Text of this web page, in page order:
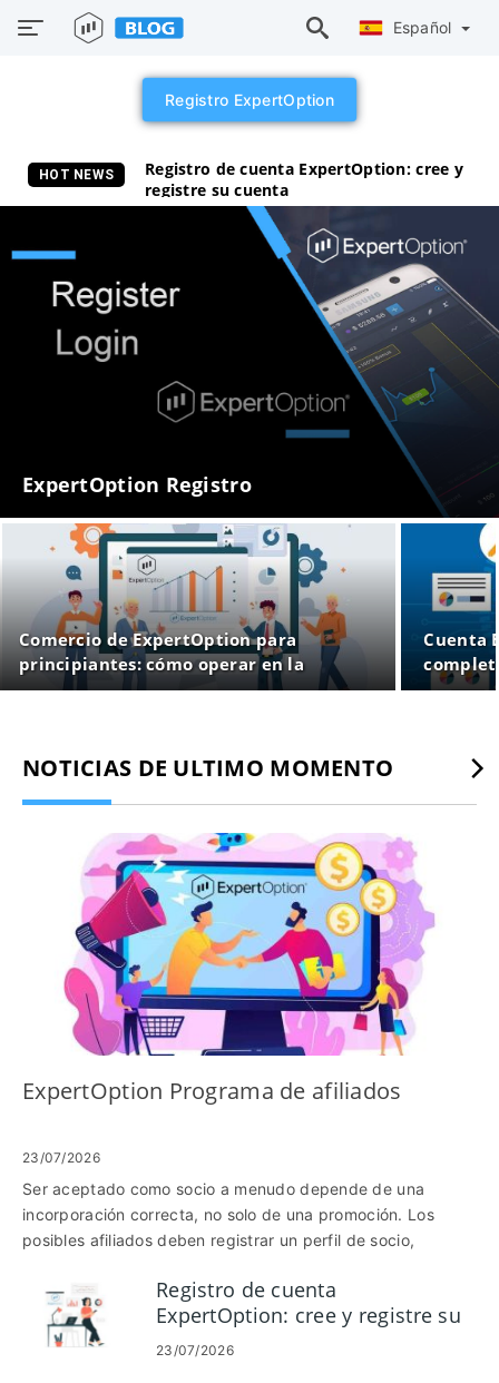
Español
Registro ExpertOption
HOT NEWS
Registro de cuenta ExpertOption: cree y
registre su cuenta
ExpertOption Registro
Comercio de ExpertOption para
principiantes: cómo operar en la
plataforma
Cuenta
NOTICIAS DE ULTIMO MOMENTO
ExpertOption Programa de afiliados
23/07/2026
Ser aceptado como socio a menudo depende de una
incorporación correcta, no solo de una promoción. Los
posibles afiliados deben registrar un perfil de socio,
confiable para que los clics y las conversiones se atribuyan
correctamente. Pasar por alto los documentos de
verificación, utilizar canales publicitarios restringidos o no
Registro de cuenta
ExpertOption: cree y registre su
cuenta
23/07/2026